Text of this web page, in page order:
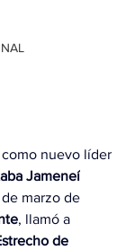
nuevo líder
Jameneí
marzo de
, llamó a
de